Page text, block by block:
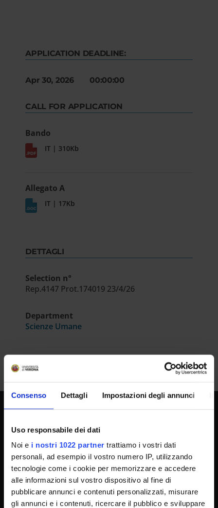
Consenso Dettagli Impostazioni degli annunci
Uso responsabile dei dati
Noi e i nostri 1022 partner trattiamo i vostri dati
personali, ad esempio il vostro numero IP, utilizzando
tecnologie come i cookie per memorizzare e accedere
alle informazioni sul vostro dispositivo al fine di
pubblicare annunci e contenuti personalizzati, misurare
gli annunci e i contenuti, ricercare il pubblico e sviluppare
APPLICATION DEADLINE:
Apr 30, 2026 00:00:00
CALL FOR APPLICATION
Bando
IT | 310Kb
Allegato A
IT | 17Kb
DETTAGLI
Selection n°
Rep.4147 Prot.174019 23/4/26
Department
Scienze Umane
Transparency
Official University Register
Job vacancies